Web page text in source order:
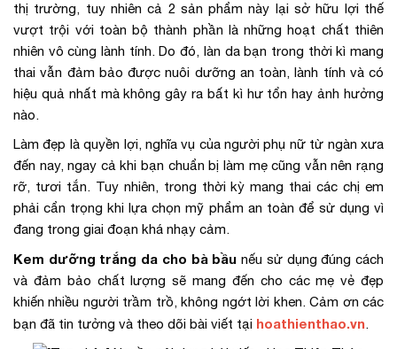
thị trường, tuy nhiên cả 2 sản phẩm này lại sở hữu lợi thế
vượt trội với toàn bộ thành phần là những hoạt chất thiên
nhiên vô cùng lành tính. Do đó, làn da bạn trong thời kì mang
thai vẫn đảm bảo được nuôi dưỡng an toàn, lành tính và có
hiệu quả nhất mà không gây ra bất kì hư tổn hay ảnh hưởng
nào.
Làm đẹp là quyền lợi, nghĩa vụ của người phụ nữ từ ngàn xưa
đến nay, ngay cả khi bạn chuẩn bị làm mẹ cũng vẫn nên rạng
rỡ, tươi tắn. Tuy nhiên, trong thời kỳ mang thai các chị em
phải cẩn trọng khi lựa chọn mỹ phẩm an toàn để sử dụng vì
đang trong giai đoạn khá nhạy cảm.
Kem dưỡng trắng da cho bà bầu nếu sử dụng đúng cách
và đảm bảo chất lượng sẽ mang đến cho các mẹ vẻ đẹp
khiến nhiều người trầm trồ, không ngớt lời khen. Cảm ơn các
bạn đã tin tưởng và theo dõi bài viết tại hoathienthao.vn.